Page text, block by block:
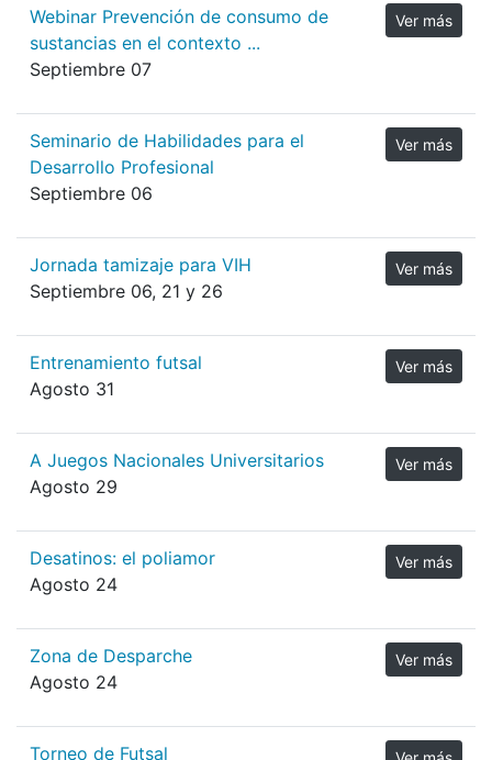
Webinar Prevención de consumo de
sustancias en el contexto ...
Septiembre 07
Ver más
Seminario de Habilidades para el
Desarrollo Profesional
Septiembre 06
Ver más
Jornada tamizaje para VIH
Septiembre 06, 21 y 26
Ver más
Entrenamiento futsal
Agosto 31
Ver más
A Juegos Nacionales Universitarios
Agosto 29
Ver más
Desatinos: el poliamor
Agosto 24
Ver más
Zona de Desparche
Agosto 24
Ver más
Torneo de Futsal